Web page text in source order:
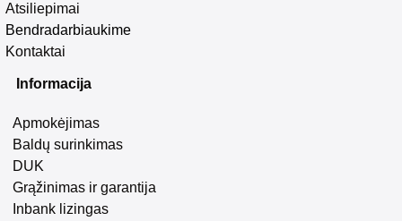
Atsiliepimai
Bendradarbiaukime
Kontaktai
Informacija
Apmokėjimas
Baldų surinkimas
DUK
Grąžinimas ir garantija
Inbank lizingas